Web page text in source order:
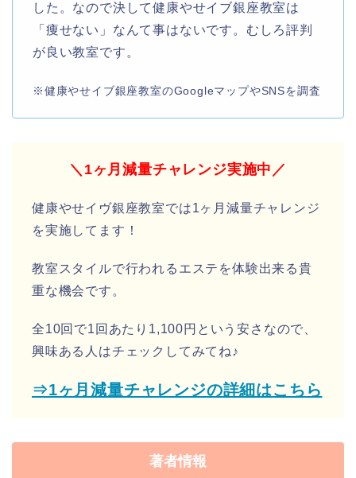
した。なので決して健康やせイブ銀座教室は
「痩せない」なんて事はないです。むしろ評判
が良い教室です。
※健康やせイブ銀座教室のGoogleマップやSNSを調査
＼1ヶ月減量チャレンジ実施中／
健康やせイヴ銀座教室では1ヶ月減量チャレンジ
を実施してます！
教室スタイルで行われるエステを体験出来る貴
重な機会です。
全10回で1回あたり1,100円という安さなので、
興味ある人はチェックしてみてね♪
⇒1ヶ月減量チャレンジの詳細はこちら
著者情報